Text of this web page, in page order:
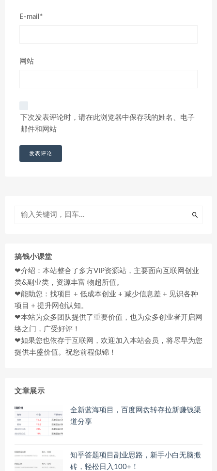
E-mail*
网站
下次发表评论时，请在此浏览器中保存我的姓名、电子
邮件和网站
搞钱小课堂
❤介绍：本站整合了多方VIP资源站，主要面向互联网创业
类&副业类，资源丰富 物超所值。
❤能助您：找项目 + 低成本创业 + 减少信息差 + 见识各种
项目 + 提升网创认知。
❤本站为众多团队提供了重要价值，也为众多创业者开启网
络之门，广受好评！
❤如果您也依存于互联网，欢迎加入本站会员，将尽早为您
提供丰盛价值。祝您前程似锦！
文章展示
全新蓝海项目，百度网盘转存拉新赚钱渠
道分享
知乎答题项目副业思路，新手小白无脑搬
砖，轻松日入100+！